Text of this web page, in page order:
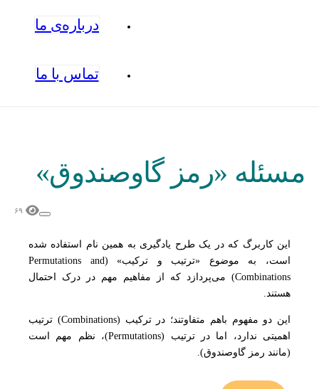
درباره‌ی ما
تماس با ما
مسئله «رمز گاوصندوق»
۶۹
این کاربرگ که در یک طرح یادگیری به همین نام استفاده شده
است، به موضوع «ترتیب و ترکیب» (Permutations and
Combinations) می‌پردازد که از مفاهیم مهم در درک احتمال
هستند.
این دو مفهوم باهم متفاوتند؛ در ترکیب (Combinations) ترتیب
اهمیتی ندارد، اما در ترتیب (Permutations)، نظم مهم است
(مانند رمز گاوصندوق).